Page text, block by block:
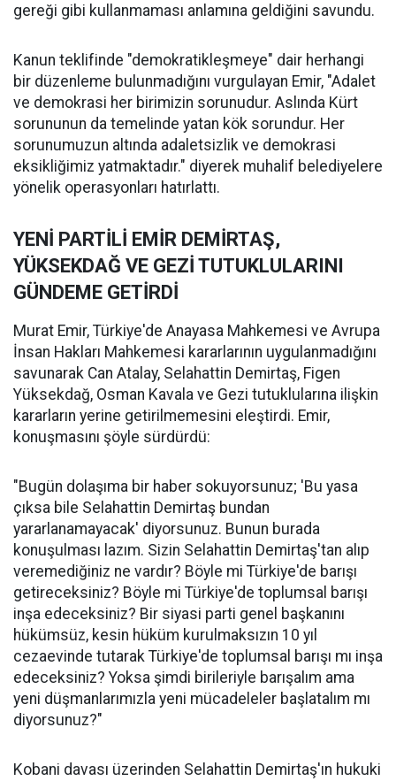
gereği gibi kullanmaması anlamına geldiğini savundu.
Kanun teklifinde "demokratikleşmeye" dair herhangi
bir düzenleme bulunmadığını vurgulayan Emir, "Adalet
ve demokrasi her birimizin sorunudur. Aslında Kürt
sorununun da temelinde yatan kök sorundur. Her
sorunumuzun altında adaletsizlik ve demokrasi
eksikliğimiz yatmaktadır." diyerek muhalif belediyelere
yönelik operasyonları hatırlattı.
YENİ PARTİLİ EMİR DEMİRTAŞ,
YÜKSEKDAĞ VE GEZİ TUTUKLULARINI
GÜNDEME GETİRDİ
Murat Emir, Türkiye'de Anayasa Mahkemesi ve Avrupa
İnsan Hakları Mahkemesi kararlarının uygulanmadığını
savunarak Can Atalay, Selahattin Demirtaş, Figen
Yüksekdağ, Osman Kavala ve Gezi tutuklularına ilişkin
kararların yerine getirilmemesini eleştirdi. Emir,
konuşmasını şöyle sürdürdü:
"Bugün dolaşıma bir haber sokuyorsunuz; 'Bu yasa
çıksa bile Selahattin Demirtaş bundan
yararlanamayacak' diyorsunuz. Bunun burada
konuşulması lazım. Sizin Selahattin Demirtaş'tan alıp
veremediğiniz ne vardır? Böyle mi Türkiye'de barışı
getireceksiniz? Böyle mi Türkiye'de toplumsal barışı
inşa edeceksiniz? Bir siyasi parti genel başkanını
hükümsüz, kesin hüküm kurulmaksızın 10 yıl
cezaevinde tutarak Türkiye'de toplumsal barışı mı inşa
edeceksiniz? Yoksa şimdi birileriyle barışalım ama
yeni düşmanlarımızla yeni mücadeleler başlatalım mı
diyorsunuz?"
Kobani davası üzerinden Selahattin Demirtaş'ın hukuki